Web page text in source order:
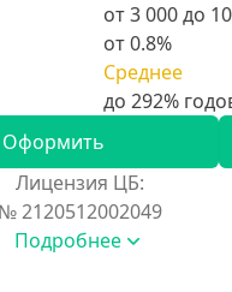
одобрением
и подписок
от 3 000 до
от 0.8%
Среднее
Оформить
Лицензия ЦБ:
№ 2120512002049
Подробнее